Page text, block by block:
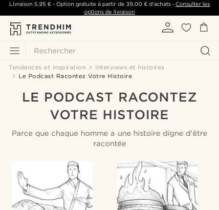
Rechercher
Livraison 5,95 €- Option gratuite à partir de 39,00 €d'achats -Consulter les
options de livraison
Tendances et inspiration
Interviews et histoires
Le Podcast Racontez Votre Histoire
LE PODCAST RACONTEZ
VOTRE HISTOIRE
Parce que chaque homme a une histoire digne d'être
racontée